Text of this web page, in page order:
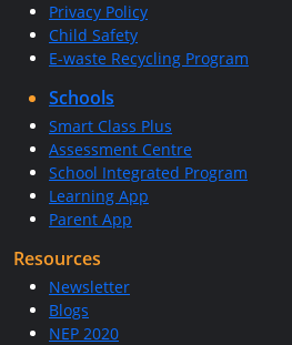
Privacy Policy
Child Safety
E-waste Recycling Program
Schools
Smart Class Plus
Assessment Centre
School Integrated Program
Learning App
Parent App
Resources
Newsletter
Blogs
NEP 2020